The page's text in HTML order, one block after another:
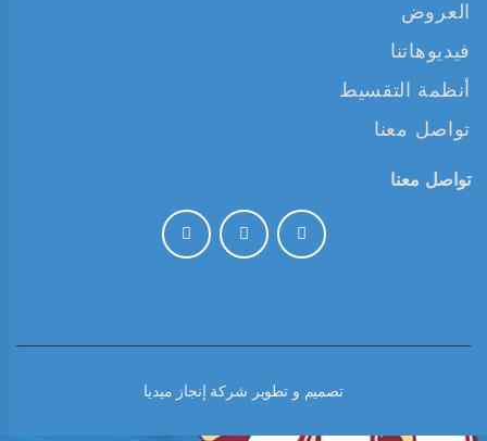
العروض
فيديوهاتنا
أنظمة التقسيط
تواصل معنا
تواصل معنا
تصميم و تطوير شركة إنجاز ميديا